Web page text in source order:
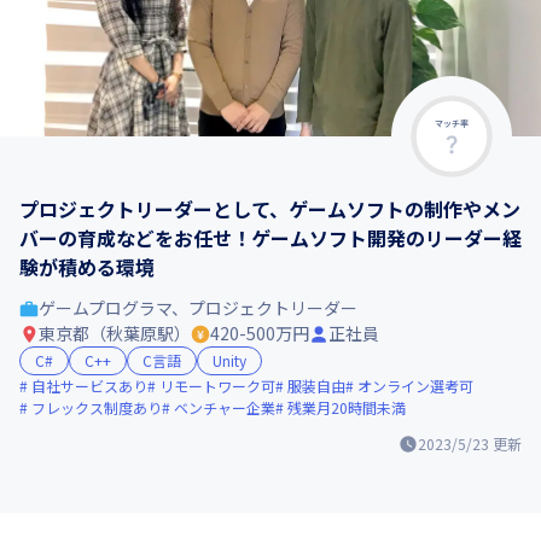
マッチ率
プロジェクトリーダーとして、ゲームソフトの制作やメン
バーの育成などをお任せ！ゲームソフト開発のリーダー経
験が積める環境
2023/5/23 更新
ゲームプログラマ、プロジェクトリーダー
東京都（秋葉原駅）
420-500万円 正社員
C# C++ C言語
Unity
自社サービスあり
リモートワーク可 服装自由
オンライン選考可
フレックス制度あり
ベンチャー企業 残業月20時間未満